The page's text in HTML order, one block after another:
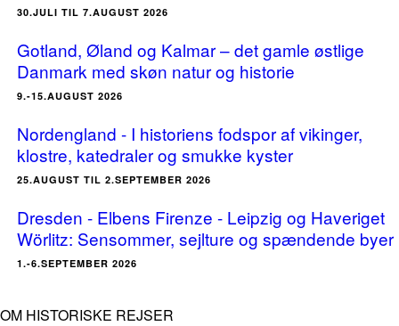
30.JULI TIL 7.AUGUST 2026
Gotland, Øland og Kalmar – det gamle østlige
Danmark med skøn natur og historie
9.-15.AUGUST 2026
Nordengland - I historiens fodspor af vikinger,
klostre, katedraler og smukke kyster
25.AUGUST TIL 2.SEPTEMBER 2026
Dresden - Elbens Firenze - Leipzig og Haveriget
Wörlitz: Sensommer, sejlture og spændende byer
1.-6.SEPTEMBER 2026
OM HISTORISKE REJSER